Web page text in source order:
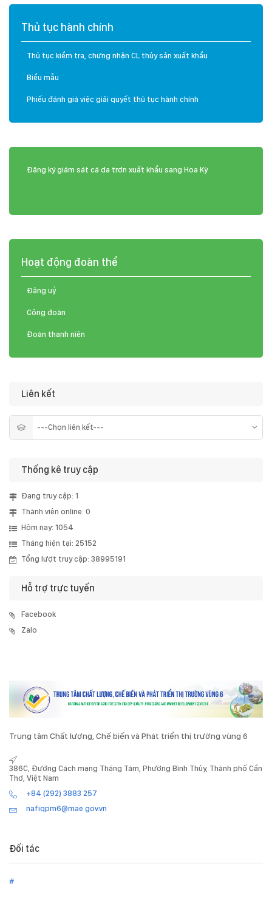
Thủ tục hành chính
Thủ tục kiểm tra, chứng nhận CL thủy sản xuất khẩu
Biểu mẫu
Phiếu đánh giá việc giải quyết thủ tục hành chính
Đăng ký giám sát cá da trơn xuất khẩu sang Hoa Kỳ
Hoạt động đoàn thể
Đảng uỷ
Công đoàn
Đoàn thanh niên
Liên kết
Thống kê truy cập
Đang truy cập: 1
Thành viên online: 0
Hôm nay: 1054
Tháng hiện tại: 25152
Tổng lượt truy cập: 38995191
Hỗ trợ trực tuyến
Facebook
Zalo
Trung tâm Chất lượng, Chế biến và Phát triển thị trường vùng 6
386C, Đường Cách mạng Tháng Tám, Phường Bình Thủy, Thành phố Cần
Thơ, Việt Nam
+84 (292) 3883 257
nafiqpm6@mae.gov.vn
Đối tác
#